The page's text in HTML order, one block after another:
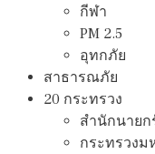
กีฬา
PM 2.5
อุทกภัย
สาธารณภัย
20 กระทรวง
สํานักนาย
กระทรวงม